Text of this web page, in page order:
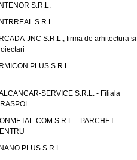
S.R.L.
S.R.L.
JNC S.R.L., firma de arhitectura si
PLUS S.R.L.
SERVICE S.R.L. - Filiala
COM S.R.L. - PARCHET-
PLUS S.R.L.